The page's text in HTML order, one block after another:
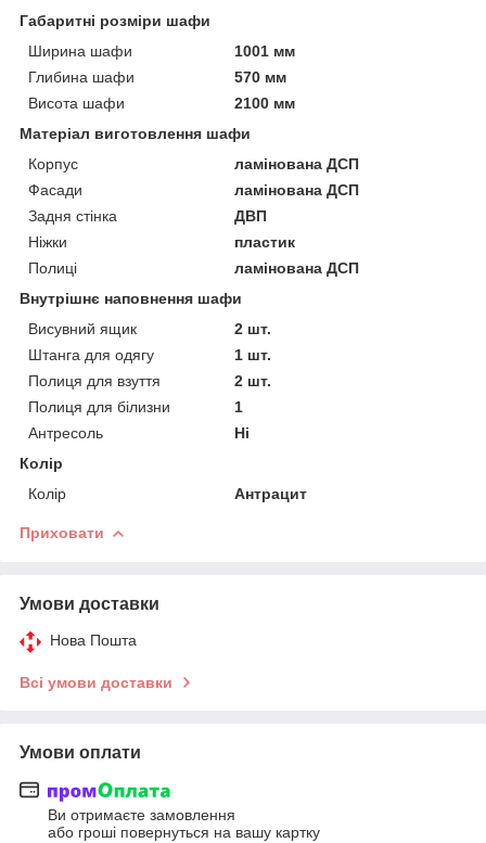
Габаритні розміри шафи
Ширина шафи
1001 мм
Глибина шафи
570 мм
Висота шафи
2100 мм
Матеріал виготовлення шафи
Корпус
ламінована ДСП
Фасади
ламінована ДСП
Задня стінка
ДВП
Ніжки
пластик
Полиці
ламінована ДСП
Внутрішнє наповнення шафи
Висувний ящик
2 шт.
Штанга для одягу
1 шт.
Полиця для взуття
2 шт.
Полиця для білизни
1
Антресоль
Ні
Колір
Колір
Антрацит
Приховати
Умови доставки
Нова Пошта
Всі умови доставки
Умови оплати
Ви отримаєте замовлення
або гроші повернуться на вашу картку